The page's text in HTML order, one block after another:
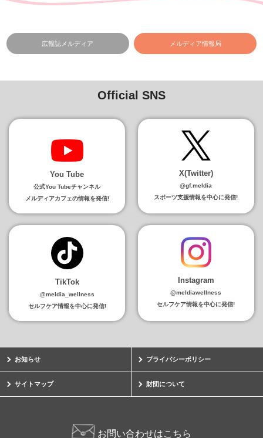
広報誌メルディア メルディア情報局
Official SNS
You Tube
公式You Tubeチャンネル
メルディアカフェの情報を発信!
X(Twitter)
@gf.meldia
スポーツ支援情報を中心に発信!
TikTok
@meldia_wellness
セルフケア情報を中心に発信!
Instagram
@meldiawellness
セルフケア情報を中心に発信!
お知らせ プライバシーポリシー
サイトマップ 財団について
お問い合わせはこちら